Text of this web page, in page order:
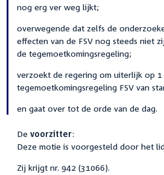
nog erg ver weg lijkt;
overwegende dat zelfs de
effecten van de FSV nog steeds niet
de tegemoetkomingsregeling;
verzoekt de regering om uiterlijk op
tegemoetkomingsregeling FSV van
en gaat over tot de orde van de dag.
De voorzitter:
Deze motie is voorgesteld door het
Zij krijgt nr. 942 (31066).